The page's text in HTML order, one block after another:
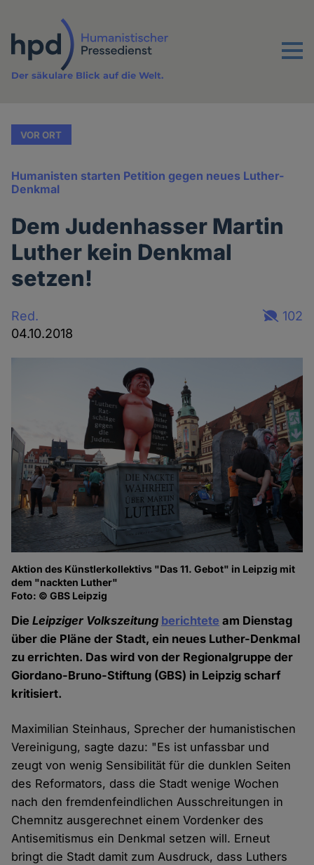
Inhalt
Menu
Der säkulare Blick auf die Welt.
VOR ORT
Humanisten starten Petition gegen neues Luther-
Denkmal
Dem Judenhasser Martin
Luther kein Denkmal
setzen!
Red.
04.10.2018
102
Aktion des Künstlerkollektivs "Das 11. Gebot" in Leipzig mit
dem "nackten Luther"
Foto: © GBS Leipzig
DieLeipziger Volkszeitung berichtete am Dienstag
über die Pläne der Stadt, ein neues Luther-Denkmal
zu errichten. Das wird von der Regionalgruppe der
Giordano-Bruno-Stiftung (GBS) in Leipzig scharf
kritisiert.
Maximilian Steinhaus, Sprecher der humanistischen
Vereinigung, sagte dazu: "Es ist unfassbar und
zeugt von wenig Sensibilität für die dunklen Seiten
des Reformators, dass die Stadt wenige Wochen
nach den fremdenfeindlichen Ausschreitungen in
Chemnitz ausgerechnet einem Vordenker des
Antisemitismus ein Denkmal setzen will. Erneut
bringt die Stadt damit zum Ausdruck, dass Luthers